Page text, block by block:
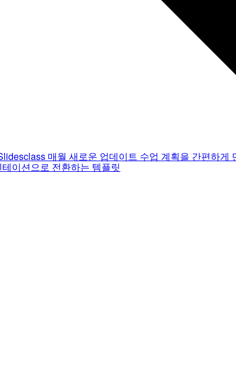
매월 새로운 업데이트 수업 계획을 간편하게
이션으로 전환하는 템플릿